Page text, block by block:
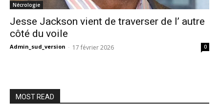
Nécrologie
Jesse Jackson vient de traverser de l’ autre
côté du voile
Admin_sud_version - 17 février 2026 0
MOST READ